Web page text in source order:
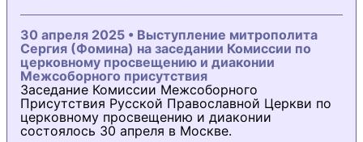
30 апреля 2025 • Выступление митрополита
Сергия (Фомина) на заседании Комиссии по
церковному просвещению и диаконии
Межсоборного присутствия
Заседание Комиссии Межсоборного
Присутствия Русской Православной Церкви по
церковному просвещению и диаконии
состоялось 30 апреля в Москве.